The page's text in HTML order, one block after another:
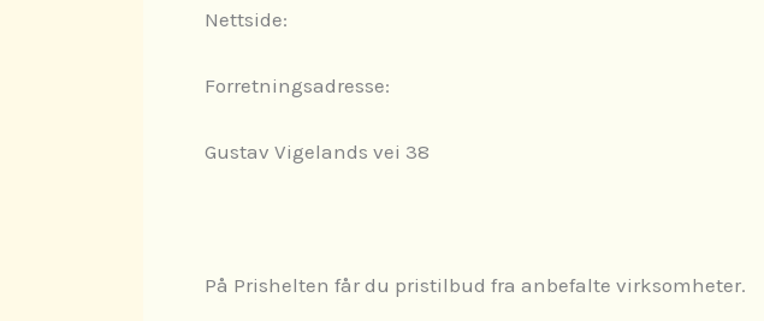
Nettside:
Forretningsadresse:
Gustav Vigelands vei 38
På Prishelten får du pristilbud fra anbefalte virksomheter.